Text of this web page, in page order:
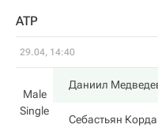
ATP
29.04, 14:40
Male
Single
Даниил
Себастьян Корда